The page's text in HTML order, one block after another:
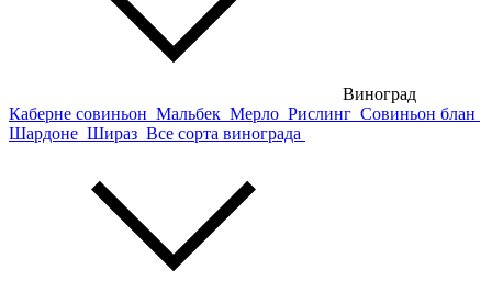
Виноград
Каберне совиньон Мальбек Мерло Рислинг Совиньон блан
Шардоне Шираз Все сорта винограда